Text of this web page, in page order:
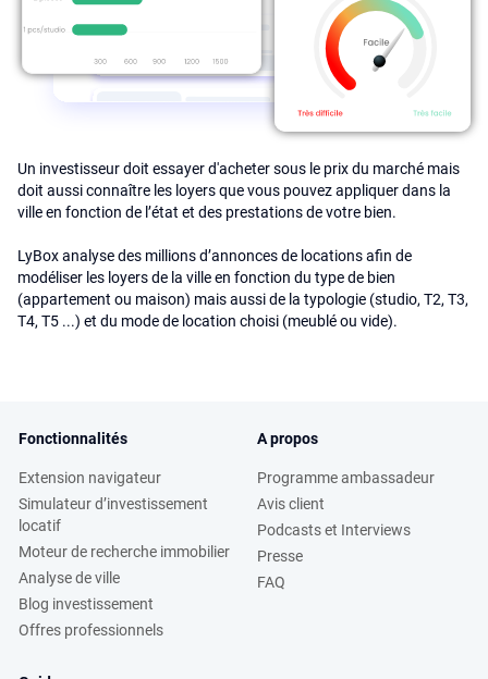
Un investisseur doit essayer d'acheter sous le prix du marché mais
doit aussi connaître les loyers que vous pouvez appliquer dans la
ville en fonction de l’état et des prestations de votre bien.
LyBox analyse des millions d’annonces de locations afin de
modéliser les loyers de la ville en fonction du type de bien
(appartement ou maison) mais aussi de la typologie (studio, T2, T3,
T4, T5 ...) et du mode de location choisi (meublé ou vide).
Fonctionnalités
Extension navigateur
Simulateur d’investissement
locatif
Moteur de recherche immobilier
Analyse de ville
Blog investissement
Offres professionnels
A propos
Programme ambassadeur
Avis client
Podcasts et Interviews
Presse
FAQ